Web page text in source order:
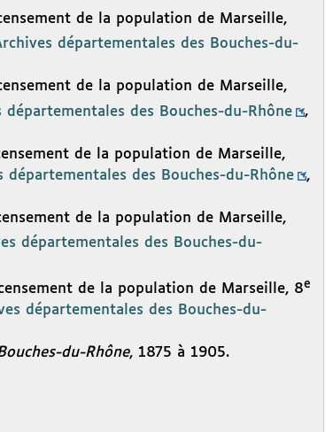
de la population de Marseille,
départementales des Bouches-du-
de la population de Marseille,
départementales des Bouches-du-Rhône
,
de la population de Marseille,
départementales des Bouches-du-Rhône
,
de la population de Marseille,
départementales des Bouches-du-
de la population de Marseille, 8e
départementales des Bouches-du-
du-Rhône, 1875 à 1905.